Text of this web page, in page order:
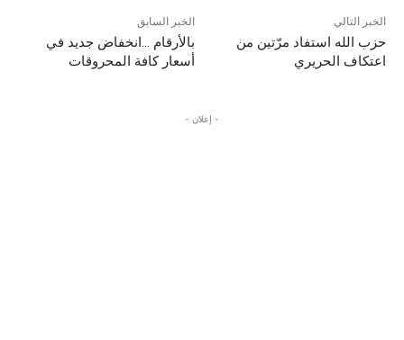
الخبر السابق
بالأرقام …انخفاض جديد في
أسعار كافة المحروقات
الخبر التالي
حزب الله استفاد مرّتين من
اعتكاف الحريري
- إعلان -